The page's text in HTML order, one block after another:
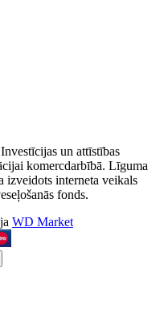
un attīstības
komercdarbībā. Līguma
izveidots interneta veikals
fonds.
WD Market